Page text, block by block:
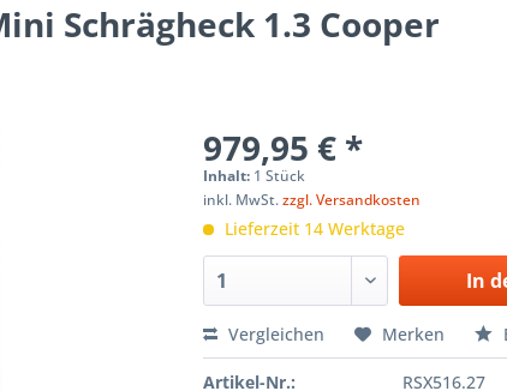
Schrägheck 1.3 Cooper
979,95 € *
Inhalt: 1 Stück
inkl. MwSt.zzgl. Versandkosten
Lieferzeit 14 Werktage
In
Vergleichen Merken
Artikel-Nr.:
RSX516.27